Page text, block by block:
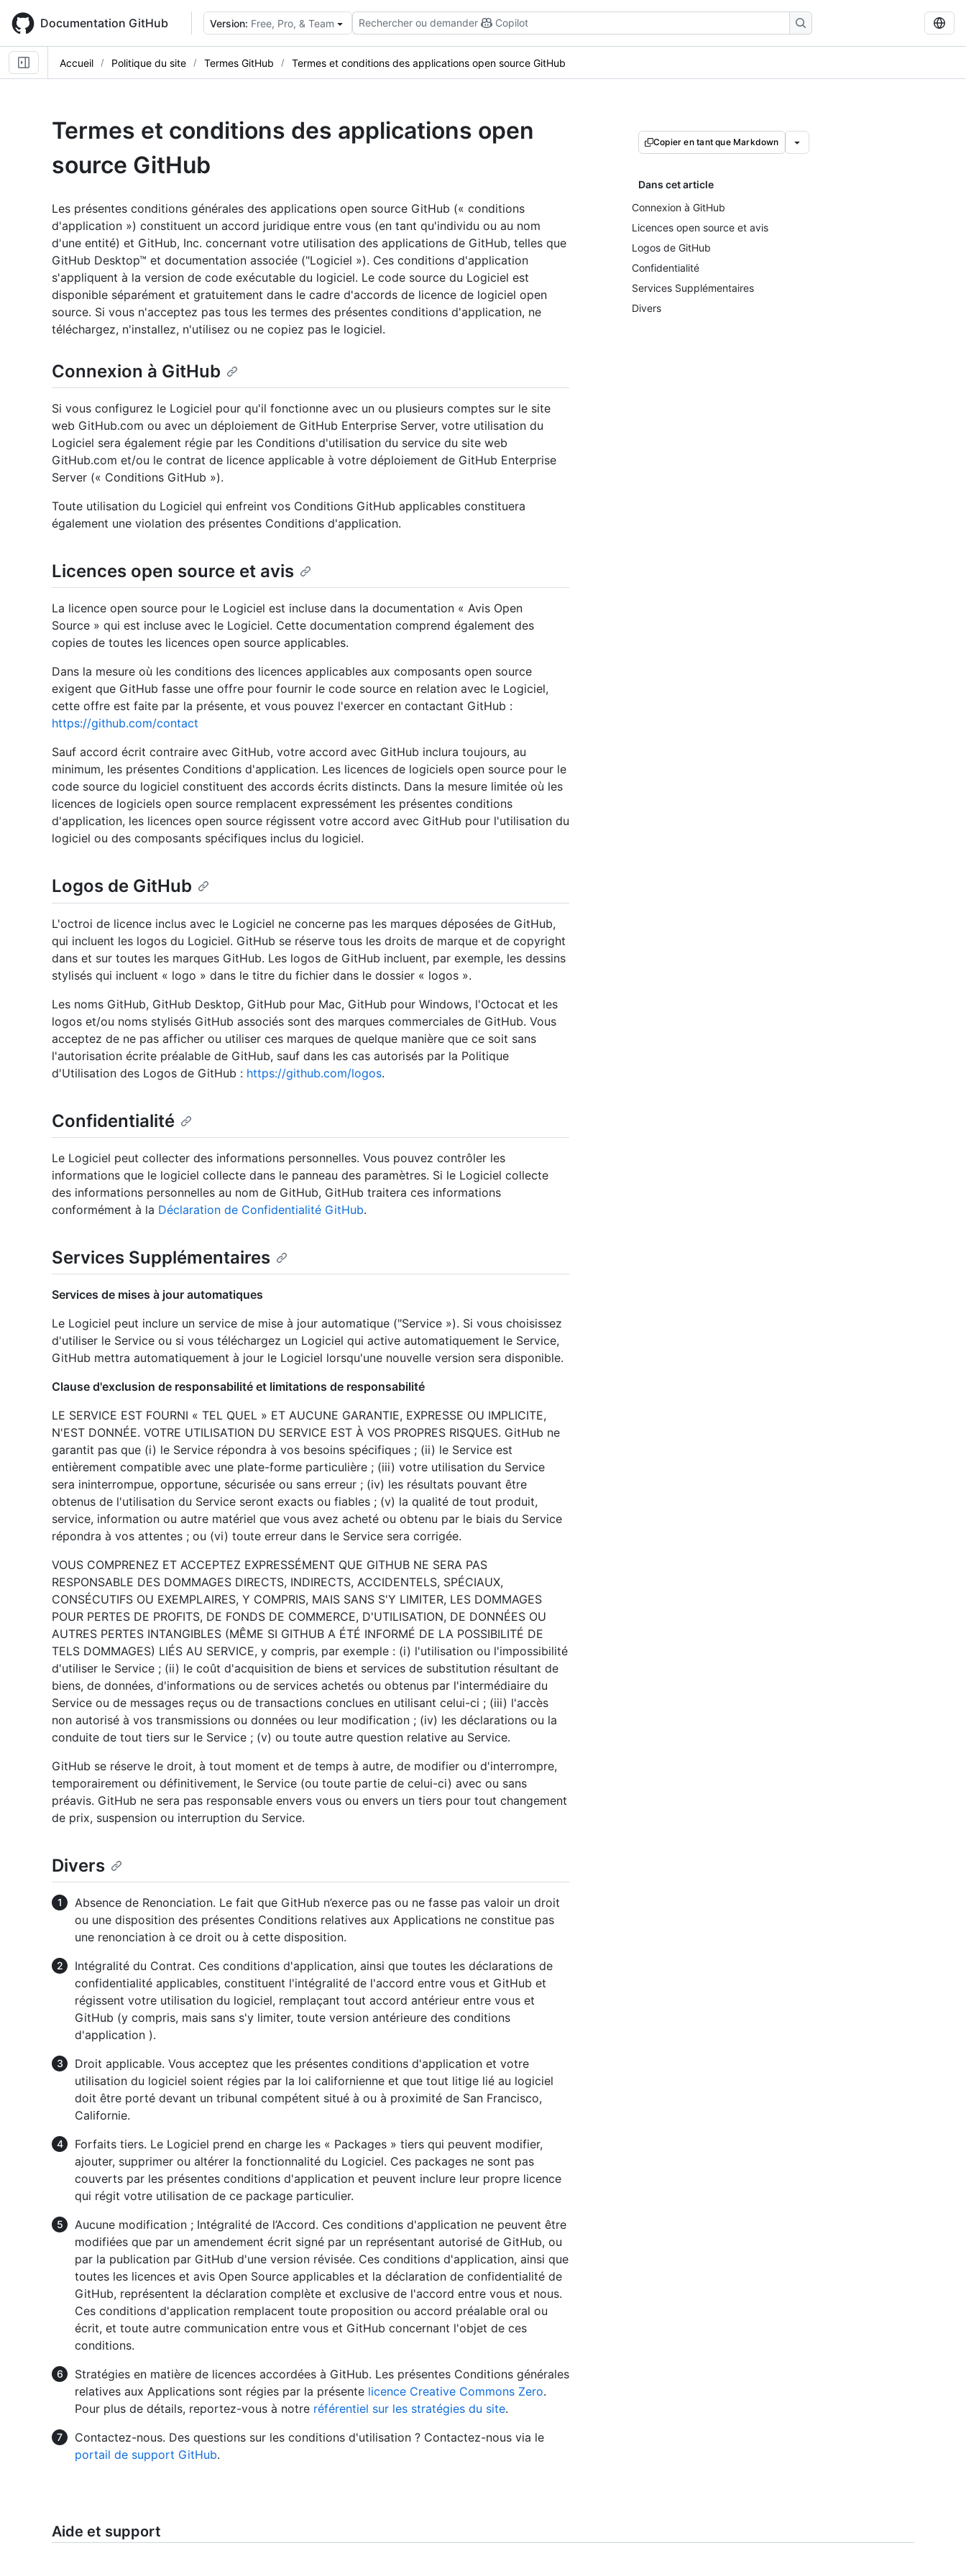
main
content
Documentation GitHub Version: Free, Pro, & Team Rechercher ou demander Copilot
Accueil Politique du site Termes GitHub Termes et conditions des applications open source GitHub
Termes et conditions des applications open
source GitHub
Copier en tant que Markdown
Dans cet article
Connexion à GitHub
Licences open source et avis
Logos de GitHub
Confidentialité
Services Supplémentaires
Divers
Les présentes conditions générales des applications open source GitHub (« conditions
d'application ») constituent un accord juridique entre vous (en tant qu'individu ou au nom
d'une entité) et GitHub, Inc. concernant votre utilisation des applications de GitHub, telles que
GitHub Desktop™ et documentation associée ("Logiciel »). Ces conditions d'application
s'appliquent à la version de code exécutable du logiciel. Le code source du Logiciel est
disponible séparément et gratuitement dans le cadre d'accords de licence de logiciel open
source. Si vous n'acceptez pas tous les termes des présentes conditions d'application, ne
téléchargez, n'installez, n'utilisez ou ne copiez pas le logiciel.
Connexion à GitHub
Si vous configurez le Logiciel pour qu'il fonctionne avec un ou plusieurs comptes sur le site
web GitHub.com ou avec un déploiement de GitHub Enterprise Server, votre utilisation du
Logiciel sera également régie par les Conditions d'utilisation du service du site web
GitHub.com et/ou le contrat de licence applicable à votre déploiement de GitHub Enterprise
Server (« Conditions GitHub »).
Toute utilisation du Logiciel qui enfreint vos Conditions GitHub applicables constituera
également une violation des présentes Conditions d'application.
Licences open source et avis
La licence open source pour le Logiciel est incluse dans la documentation « Avis Open
Source » qui est incluse avec le Logiciel. Cette documentation comprend également des
copies de toutes les licences open source applicables.
Dans la mesure où les conditions des licences applicables aux composants open source
exigent que GitHub fasse une offre pour fournir le code source en relation avec le Logiciel,
cette offre est faite par la présente, et vous pouvez l'exercer en contactant GitHub :
https://github.com/contact
Sauf accord écrit contraire avec GitHub, votre accord avec GitHub inclura toujours, au
minimum, les présentes Conditions d'application. Les licences de logiciels open source pour le
code source du logiciel constituent des accords écrits distincts. Dans la mesure limitée où les
licences de logiciels open source remplacent expressément les présentes conditions
d'application, les licences open source régissent votre accord avec GitHub pour l'utilisation du
logiciel ou des composants spécifiques inclus du logiciel.
Logos de GitHub
L'octroi de licence inclus avec le Logiciel ne concerne pas les marques déposées de GitHub,
qui incluent les logos du Logiciel. GitHub se réserve tous les droits de marque et de copyright
dans et sur toutes les marques GitHub. Les logos de GitHub incluent, par exemple, les dessins
stylisés qui incluent « logo » dans le titre du fichier dans le dossier « logos ».
Les noms GitHub, GitHub Desktop, GitHub pour Mac, GitHub pour Windows, l'Octocat et les
logos et/ou noms stylisés GitHub associés sont des marques commerciales de GitHub. Vous
acceptez de ne pas afficher ou utiliser ces marques de quelque manière que ce soit sans
l'autorisation écrite préalable de GitHub, sauf dans les cas autorisés par la Politique
d'Utilisation des Logos de GitHub : https://github.com/logos.
Confidentialité
Le Logiciel peut collecter des informations personnelles. Vous pouvez contrôler les
informations que le logiciel collecte dans le panneau des paramètres. Si le Logiciel collecte
des informations personnelles au nom de GitHub, GitHub traitera ces informations
conformément à la Déclaration de Confidentialité GitHub.
Services Supplémentaires
Services de mises à jour automatiques
Le Logiciel peut inclure un service de mise à jour automatique ("Service »). Si vous choisissez
d'utiliser le Service ou si vous téléchargez un Logiciel qui active automatiquement le Service,
GitHub mettra automatiquement à jour le Logiciel lorsqu'une nouvelle version sera disponible.
Clause d'exclusion de responsabilité et limitations de responsabilité
LE SERVICE EST FOURNI « TEL QUEL » ET AUCUNE GARANTIE, EXPRESSE OU IMPLICITE,
N'EST DONNÉE. VOTRE UTILISATION DU SERVICE EST À VOS PROPRES RISQUES. GitHub ne
garantit pas que (i) le Service répondra à vos besoins spécifiques ; (ii) le Service est
entièrement compatible avec une plate-forme particulière ; (iii) votre utilisation du Service
sera ininterrompue, opportune, sécurisée ou sans erreur ; (iv) les résultats pouvant être
obtenus de l'utilisation du Service seront exacts ou fiables ; (v) la qualité de tout produit,
service, information ou autre matériel que vous avez acheté ou obtenu par le biais du Service
répondra à vos attentes ; ou (vi) toute erreur dans le Service sera corrigée.
VOUS COMPRENEZ ET ACCEPTEZ EXPRESSÉMENT QUE GITHUB NE SERA PAS
RESPONSABLE DES DOMMAGES DIRECTS, INDIRECTS, ACCIDENTELS, SPÉCIAUX,
CONSÉCUTIFS OU EXEMPLAIRES, Y COMPRIS, MAIS SANS S'Y LIMITER, LES DOMMAGES
POUR PERTES DE PROFITS, DE FONDS DE COMMERCE, D'UTILISATION, DE DONNÉES OU
AUTRES PERTES INTANGIBLES (MÊME SI GITHUB A ÉTÉ INFORMÉ DE LA POSSIBILITÉ DE
TELS DOMMAGES) LIÉS AU SERVICE, y compris, par exemple : (i) l'utilisation ou l'impossibilité
d'utiliser le Service ; (ii) le coût d'acquisition de biens et services de substitution résultant de
biens, de données, d'informations ou de services achetés ou obtenus par l'intermédiaire du
Service ou de messages reçus ou de transactions conclues en utilisant celui-ci ; (iii) l'accès
non autorisé à vos transmissions ou données ou leur modification ; (iv) les déclarations ou la
conduite de tout tiers sur le Service ; (v) ou toute autre question relative au Service.
GitHub se réserve le droit, à tout moment et de temps à autre, de modifier ou d'interrompre,
temporairement ou définitivement, le Service (ou toute partie de celui-ci) avec ou sans
préavis. GitHub ne sera pas responsable envers vous ou envers un tiers pour tout changement
de prix, suspension ou interruption du Service.
Divers
Absence de Renonciation. Le fait que GitHub n’exerce pas ou ne fasse pas valoir un droit
ou une disposition des présentes Conditions relatives aux Applications ne constitue pas
une renonciation à ce droit ou à cette disposition.
Intégralité du Contrat. Ces conditions d'application, ainsi que toutes les déclarations de
confidentialité applicables, constituent l'intégralité de l'accord entre vous et GitHub et
régissent votre utilisation du logiciel, remplaçant tout accord antérieur entre vous et
GitHub (y compris, mais sans s'y limiter, toute version antérieure des conditions
d'application ).
Droit applicable. Vous acceptez que les présentes conditions d'application et votre
utilisation du logiciel soient régies par la loi californienne et que tout litige lié au logiciel
doit être porté devant un tribunal compétent situé à ou à proximité de San Francisco,
Californie.
Forfaits tiers. Le Logiciel prend en charge les « Packages » tiers qui peuvent modifier,
ajouter, supprimer ou altérer la fonctionnalité du Logiciel. Ces packages ne sont pas
couverts par les présentes conditions d'application et peuvent inclure leur propre licence
qui régit votre utilisation de ce package particulier.
Aucune modification ; Intégralité de l’Accord. Ces conditions d'application ne peuvent être
modifiées que par un amendement écrit signé par un représentant autorisé de GitHub, ou
par la publication par GitHub d'une version révisée. Ces conditions d'application, ainsi que
toutes les licences et avis Open Source applicables et la déclaration de confidentialité de
GitHub, représentent la déclaration complète et exclusive de l'accord entre vous et nous.
Ces conditions d'application remplacent toute proposition ou accord préalable oral ou
écrit, et toute autre communication entre vous et GitHub concernant l'objet de ces
conditions.
Stratégies en matière de licences accordées à GitHub. Les présentes Conditions générales
relatives aux Applications sont régies par la présente licence Creative Commons Zero.
Pour plus de détails, reportez-vous à notre référentiel sur les stratégies du site.
Contactez-nous. Des questions sur les conditions d'utilisation ? Contactez-nous via le
portail de support GitHub.
Aide et support